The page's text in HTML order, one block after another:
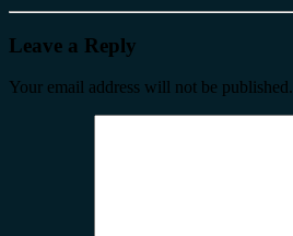
Leave a Reply
Your email address will not be published.